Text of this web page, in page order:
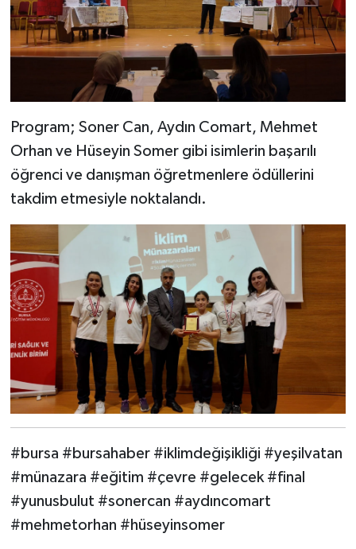
Program; Soner Can, Aydın Comart, Mehmet
Orhan ve Hüseyin Somer gibi isimlerin başarılı
öğrenci ve danışman öğretmenlere ödüllerini
takdim etmesiyle noktalandı.
#bursa #bursahaber #iklimdeğişikliği #yeşilvatan
#münazara #eğitim #çevre #gelecek #final
#yunusbulut #sonercan #aydıncomart
#mehmetorhan #hüseyinsomer